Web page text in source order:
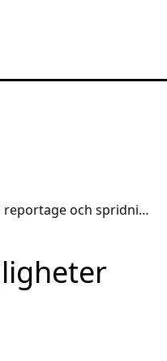
och spridning